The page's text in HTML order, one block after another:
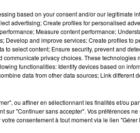
based on your consent and/or our legitimate
advertising; Create profiles for personalised
Measure content performance;
Develop and improve services; Create profiles to
select content; Ensure security, prevent and
privacy choices. These technologies
functionalities: Identify devices based on
data from other data sources; Link different
ou affiner en sélectionnant les finalités et/ou
sur "Continuer sans accepter". Vos préférences
consentement à tout moment via le lien